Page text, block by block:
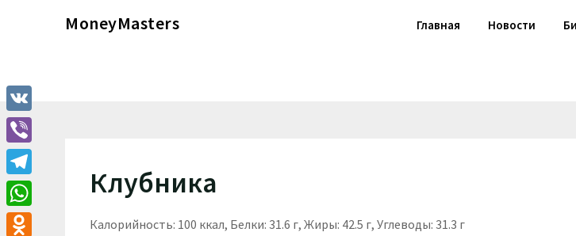
MoneyMasters Главная Новости
Клубника
Калорийность: 100 ккал, Белки: 31.6 г, Жиры: 42.5 г, Углеводы: 31.3 г
VK
Viber
Telegram
WhatsApp